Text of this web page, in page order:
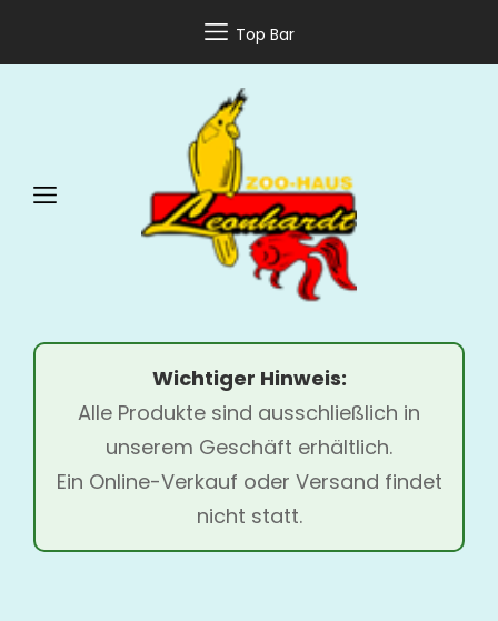
Top Bar
Wichtiger Hinweis:
Alle Produkte sind ausschließlich in
unserem Geschäft erhältlich.
Ein Online-Verkauf oder Versand findet
nicht statt.